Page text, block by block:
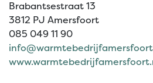
Brabantsestraat 13
3812 PJ Amersfoort
085 049 11 90